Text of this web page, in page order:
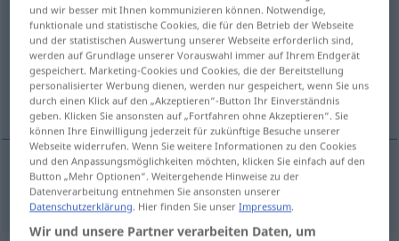
Übersicht aller Übersetzungen
(Für mehr Details die Übersetzung anklicken/antippen)
tapfer, mutig
tapfer,mutig esforzado
und wir besser mit Ihnen kommunizieren können. Notwendige,
funktionale und statistische Cookies, die für den Betrieb der Webseite
und der statistischen Auswertung unserer Webseite erforderlich sind,
werden auf Grundlage unserer Vorauswahl immer auf Ihrem Endgerät
gespeichert. Marketing-Cookies und Cookies, die der Bereitstellung
personalisierter Werbung dienen, werden nur gespeichert, wenn Sie uns
durch einen Klick auf den „Akzeptieren“-Button Ihr Einverständnis
geben. Klicken Sie ansonsten auf „Fortfahren ohne Akzeptieren“. Sie
können Ihre Einwilligung jederzeit für zukünftige Besuche unserer
Webseite widerrufen. Wenn Sie weitere Informationen zu den Cookies
und den Anpassungsmöglichkeiten möchten, klicken Sie einfach auf den
Button „Mehr Optionen“. Weitergehende Hinweise zu der
Datenverarbeitung entnehmen Sie ansonsten unserer
Datenschutzerklärung. Hier finden Sie unserImpressum.
Wir und unsere Partner verarbeiten Daten, um